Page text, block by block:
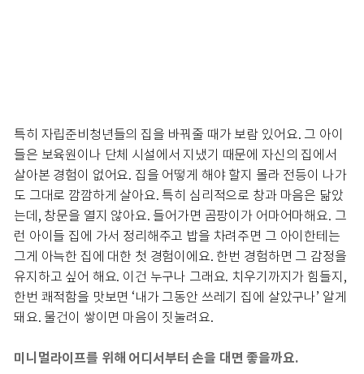
특히 자립준비청년들의 집을 바꿔줄 때가 보람 있어요. 그 아이
들은 보육원이나 단체 시설에서 지냈기 때문에 자신의 집에서
살아본 경험이 없어요. 집을 어떻게 해야 할지 몰라 전등이 나가
도 그대로 깜깜하게 살아요. 특히 심리적으로 창과 마음은 닮았
는데, 창문을 열지 않아요. 들어가면 곰팡이가 어마어마해요. 그
런 아이들 집에 가서 정리해주고 밥을 차려주면 그 아이한테는
그게 아늑한 집에 대한 첫 경험이에요. 한번 경험하면 그 감정을
유지하고 싶어 해요. 이건 누구나 그래요. 치우기까지가 힘들지,
한번 쾌적함을 맛보면 ‘내가 그동안 쓰레기 집에 살았구나’ 알게
돼요. 물건이 쌓이면 마음이 짓눌려요.
미니멀라이프를 위해 어디서부터 손을 대면 좋을까요.